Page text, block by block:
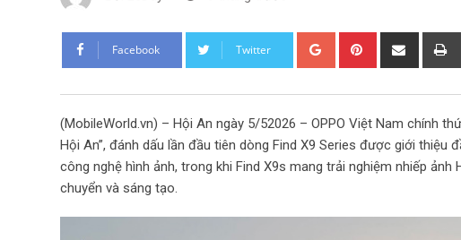
Facebook Twitter
o
l
e
+
i
e
r
e
t
h
e
v
i
E
r
(MobileWorld.vn) – Hội An ngày 5/52026 – OPPO Việt Nam chính
Hội An”, đánh dấu lần đầu tiên dòng Find X9 Series được giới
công nghệ hình ảnh, trong khi Find X9s mang trải nghiệm nhiếp
chuyển và sáng tạo.